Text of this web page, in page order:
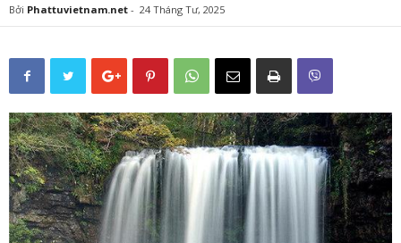
Bởi Phattuvietnam.net - 24 Tháng Tư, 2025